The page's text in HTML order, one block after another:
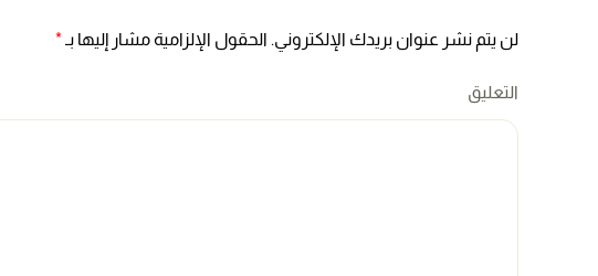
لن يتم نشر عنوان بريدك الإلكتروني. الحقول الإلزامية مشار إليها بـ*
التعليق